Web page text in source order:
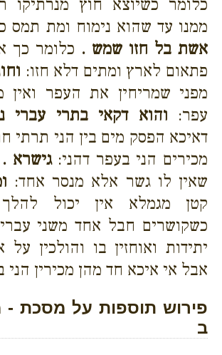
כלומר כשיוצא חוץ מנרתיקו
ממנו עד שהוא נימוח ומת תמס
אשת בל חזו שמש . כלומר כך
פתאום לארץ ומתים דלא חזו:
מפני שמריחין את העפר ואין
עפר: והוא דקאי בתרי עברי
דאיכא הפסק מים בין הני תרתי
מכירים הני בעפר דהני:גישרא .
שאין לו גשר אלא מנסר אחד:
קטן מגמלא אין יכול
כשקושרים חבל אחד משני
יתידות ואוחזין בו והולכין
אבל אי איכא חד מהן מכירין הני
פירוש תוספות על מסכת -
ב